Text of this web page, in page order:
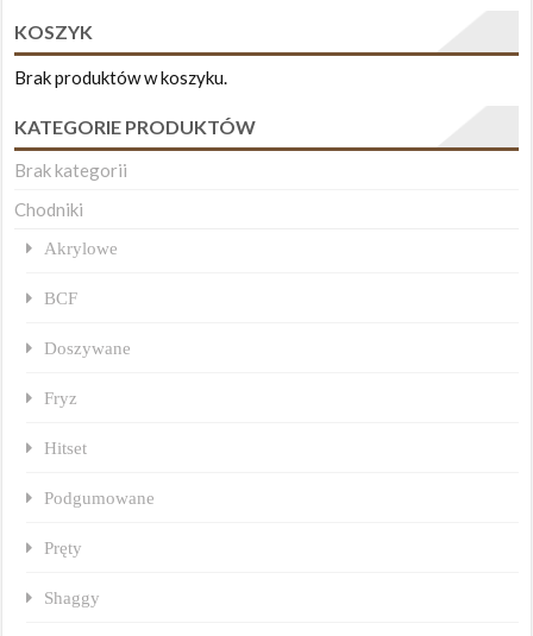
KOSZYK
Brak produktów w koszyku.
KATEGORIE PRODUKTÓW
Brak kategorii
Chodniki
Akrylowe
BCF
Doszywane
Fryz
Hitset
Podgumowane
Pręty
Shaggy